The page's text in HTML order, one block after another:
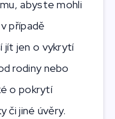
abyste mohli
případě
jít jen o vykrytí
rodiny nebo
o pokrytí
či jiné úvěry.